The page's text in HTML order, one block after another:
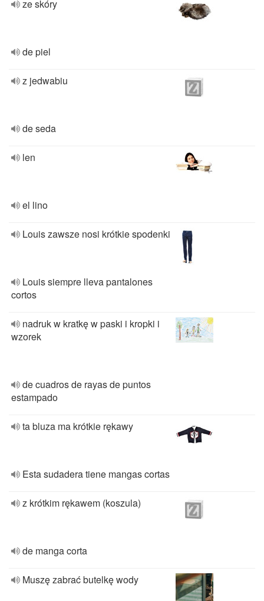
ze skóry
de piel
z jedwabiu
de seda
len
el lino
Louis zawsze nosi krótkie spodenki
Louis siempre lleva pantalones
cortos
nadruk w kratkę w paski i kropki i
wzorek
de cuadros de rayas de puntos
estampado
ta bluza ma krótkie rękawy
Esta sudadera tiene mangas cortas
z krótkim rękawem (koszula)
de manga corta
Muszę zabrać butelkę wody